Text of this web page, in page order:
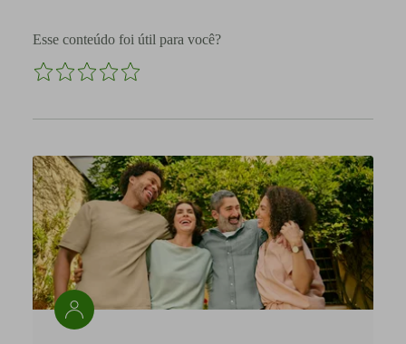
Esse conteúdo foi útil para você?